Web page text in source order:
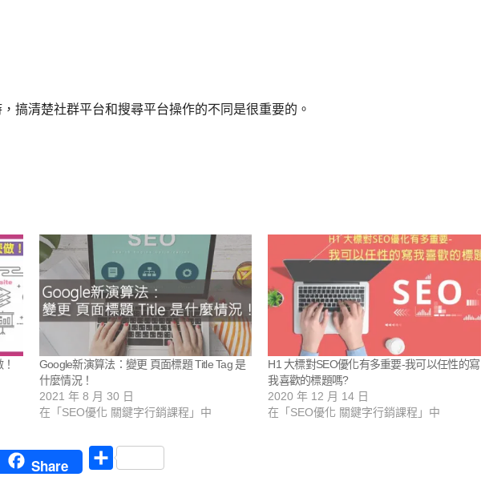
搞清楚社群平台和搜尋平台操作的不同是很重要的。
Google新演算法：變更 頁面標題 Title Tag 是
什麼情況！
2021 年 8 月 30 日
在「SEO優化 關鍵字行銷課程」中
H1 大標對SEO優化有多重要-我可以任性的寫
我喜歡的標題嗎?
2020 年 12 月 14 日
在「SEO優化 關鍵字行銷課程」中
Share
分